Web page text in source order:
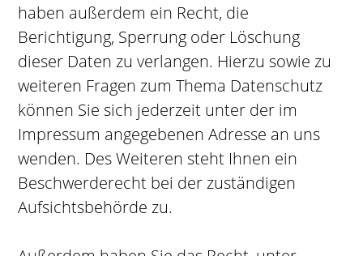
haben außerdem ein Recht, die
Berichtigung, Sperrung oder Löschung
dieser Daten zu verlangen. Hierzu sowie zu
weiteren Fragen zum Thema Datenschutz
können Sie sich jederzeit unter der im
Impressum angegebenen Adresse an uns
wenden. Des Weiteren steht Ihnen ein
Beschwerderecht bei der zuständigen
Aufsichtsbehörde zu.